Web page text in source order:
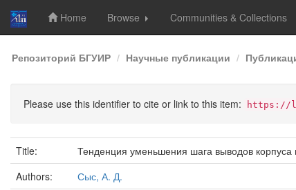
Skip
navigation
Home Browse Communities & Collections
Репозиторий БГУИР Научные публикации
Please use this identifier to cite or link to this item: https://
Title:
Тенденция уменьшения шага выводов корпуса
Authors:
Сыс, А. Д.